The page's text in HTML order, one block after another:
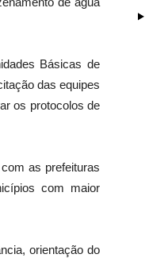
Básicas de
das equipes
os protocolos de
as prefeituras
com maior
orientação do